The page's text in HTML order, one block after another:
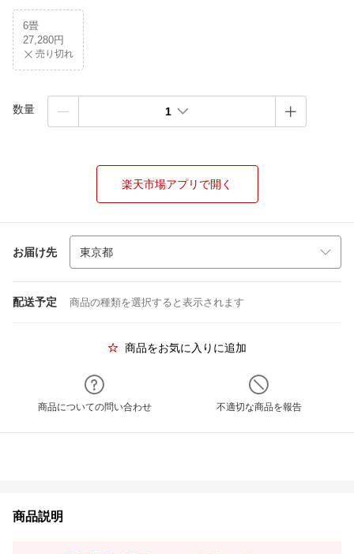
6畳
27,280円
売り切れ
数量 1
楽天市場アプリで開く
お届け先
配送予定 商品の種類を選択すると表示されます
商品をお気に入りに追加
商品についての問い合わせ 不適切な商品を報告
商品説明